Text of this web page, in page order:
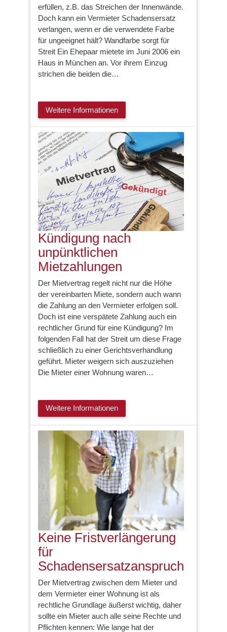
erfüllen, z.B. das Streichen der Innenwände.
Doch kann ein Vermieter Schadensersatz
verlangen, wenn er die verwendete Farbe
für ungeeignet hält? Wandfarbe sorgt für
Streit Ein Ehepaar mietete im Juni 2006 ein
Haus in München an. Vor ihrem Einzug
strichen die beiden die…
Weitere Informationen
Kündigung nach
unpünktlichen
Mietzahlungen
Der Mietvertrag regelt nicht nur die Höhe
der vereinbarten Miete, sondern auch wann
die Zahlung an den Vermieter erfolgen soll.
Doch ist eine verspätete Zahlung auch ein
rechtlicher Grund für eine Kündigung? Im
folgenden Fall hat der Streit um diese Frage
schließlich zu einer Gerichtsverhandlung
geführt. Mieter weigern sich auszuziehen
Die Mieter einer Wohnung waren…
Weitere Informationen
Keine Fristverlängerung
für
Schadensersatzanspruch
Der Mietvertrag zwischen dem Mieter und
dem Vermieter einer Wohnung ist als
rechtliche Grundlage äußerst wichtig, daher
sollte ein Mieter auch alle seine Rechte und
Pflichten kennen: Wie lange hat der